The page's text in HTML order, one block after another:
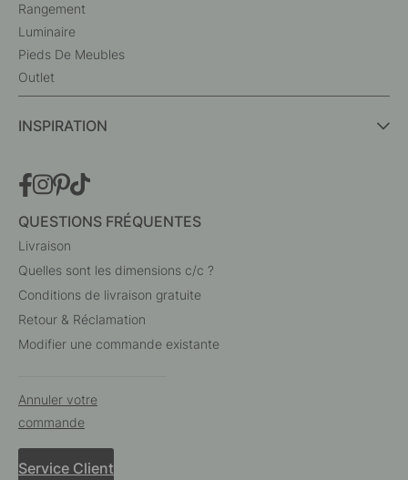
Rangement
Luminaire
Pieds De Meubles
Outlet
INSPIRATION
QUESTIONS FRÉQUENTES
Livraison
Quelles sont les dimensions c/c ?
Conditions de livraison gratuite
Retour & Réclamation
Modifier une commande existante
Annuler votre
commande
Service Client